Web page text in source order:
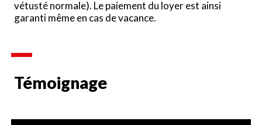
vétusté normale). Le paiement du loyer est ainsi
garanti même en cas de vacance.
Témoignage